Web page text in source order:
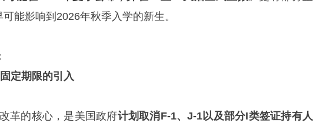
能影响到2026年秋季入学的新生。
定期限的引入
的核心，是美国政府计划取消F-1、J-1以及部分I类签证持有人